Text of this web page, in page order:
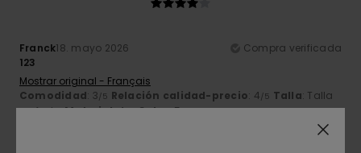
Franck18. mayo 2026
Compra verificada
123
Mostrar original - Français
Comodidad: 3/5 Relación calidad-precio: 4/5 Talla: Talla
perfectaMaterial: 4 Color: 5